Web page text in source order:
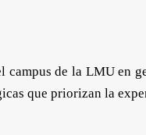
de la LMU
que priorizan la